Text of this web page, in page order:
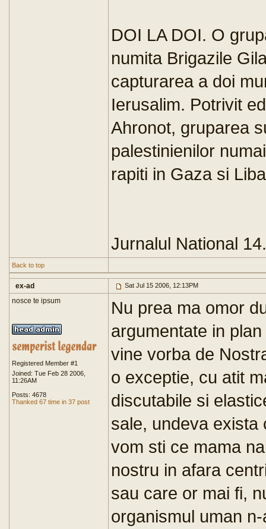
DOI LA DOI. O
numita Brigazile
capturarea a doi
Ierusalim. Potrivit
Ahronot, gruparea
palestinienilor
rapiti in Gaza si
Jurnalul National
Back to top
ex-ad Sat Jul 15 2006, 12:13PM
nosce te ipsum
Registered Member #1
Joined: Tue Feb 28 2006,
11:26AM
Posts: 4678
Thanked 67 time in 37 post
Nu prea ma omor
argumentate in
vine vorba de
o exceptie, cu atit
discutabile si
sale, undeva exista
vom sti ce mama
nostru in afara
sau care or mai fi,
organismul uman